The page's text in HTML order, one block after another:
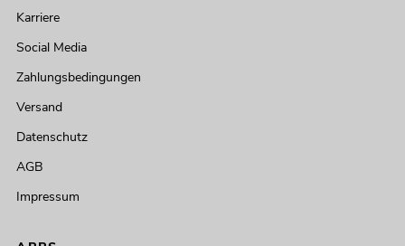
Karriere
Social Media
Zahlungsbedingungen
Versand
Datenschutz
AGB
Impressum